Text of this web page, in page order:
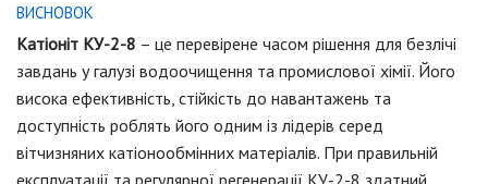
ВИСНОВОК
Катіоніт КУ-2-8 – це перевірене часом рішення для безлічі
завдань у галузі водоочищення та промислової хімії. Його
висока ефективність, стійкість до навантажень та
доступність роблять його одним із лідерів серед
вітчизняних катіонообмінних матеріалів. При правильній